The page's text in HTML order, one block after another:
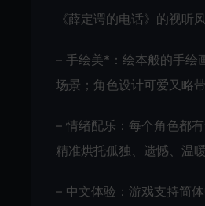
《薛定谔的电话》的视听
– 手绘美*：绘本般的手绘
场景；角色设计可爱又略
– 情绪配乐：每个角色都
精准烘托孤独、遗憾、温
– 中文体验：游戏支持简